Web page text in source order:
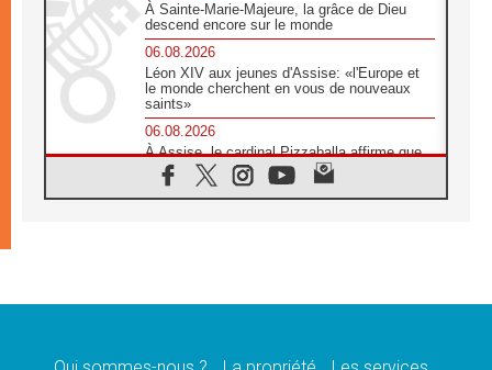
À Sainte-Marie-Majeure, la grâce de Dieu
descend encore sur le monde
06.08.2026
Léon XIV aux jeunes d'Assise: «l'Europe et
le monde cherchent en vous de nouveaux
saints»
06.08.2026
À Assise, le cardinal Pizzaballa affirme que
«les chrétiens veulent la paix»
06.08.2026
message de paix et de dignité humaine»